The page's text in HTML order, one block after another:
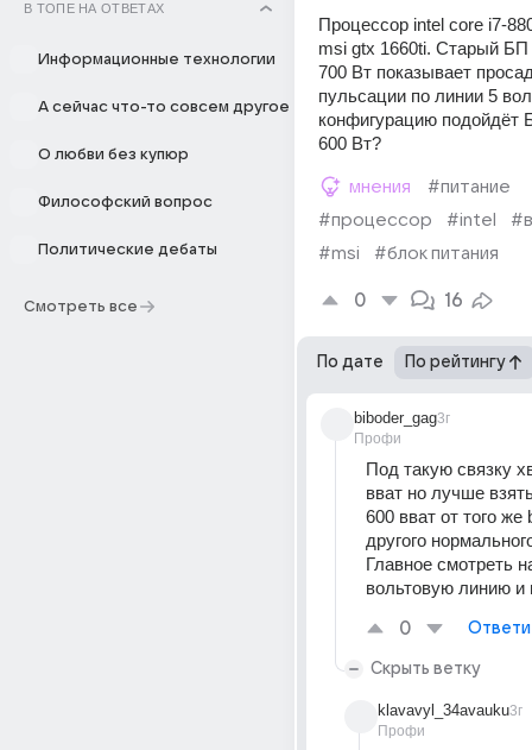
В ТОПЕ НА ОТВЕТАХ
Информационные технологии
А сейчас что-то совсем другое
О любви без купюр
Философский вопрос
Политические дебаты
Смотреть все
Процессор intel core i7-
msi gtx 1660ti. Старый
700 Вт показывает
пульсации по линии 5
конфигурацию
600 Вт?
мнения
#питание
#процессор
#intel
#msi
#блок питания
0 16
По дате По рейтингу
biboder_gag
Профи
3г
Под такую связку
вват но лучше
600 вват от того же
другого
Главное смотреть
вольтовую линию и
0
Скрыть ветку
klavavyl_34avauku
Профи
3г